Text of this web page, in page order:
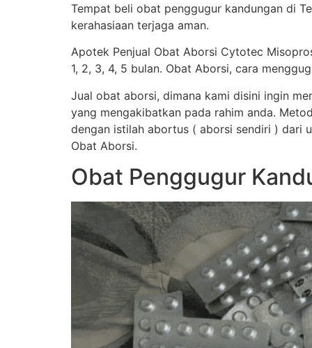
Tempat beli obat penggugur kandungan di
kerahasiaan terjaga aman.
Apotek Penjual Obat Aborsi Cytotec
1, 2, 3, 4, 5 bulan. Obat Aborsi, cara
Jual obat aborsi, dimana kami disini ingin
yang mengakibatkan pada rahim anda.
dengan istilah abortus ( aborsi sendiri ) dari
Obat Aborsi.
Obat Penggugur